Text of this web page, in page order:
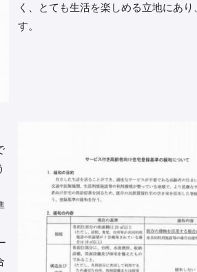
く、とても生活を楽しめる立地にあ
す。